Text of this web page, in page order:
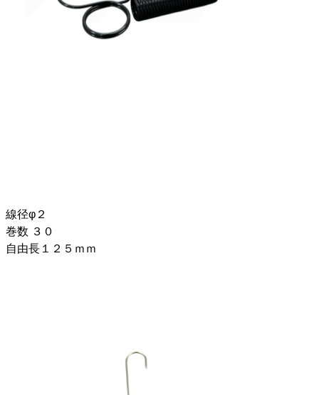
線径φ２
巻数 ３０
自由長１２５ｍｍ